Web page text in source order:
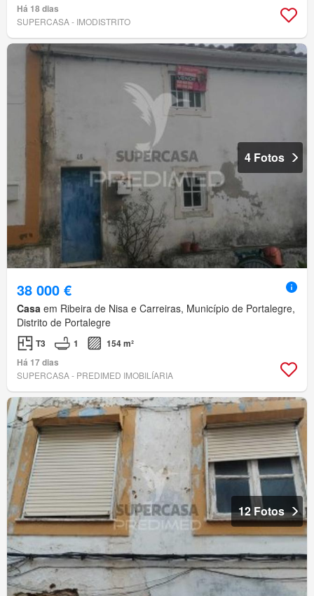
Há 18 dias
SUPERCASA - IMODISTRITO
4 Fotos
38 000 €
Casa em Ribeira de Nisa e Carreiras, Município de Portalegre,
Distrito de Portalegre
T3 1
154 m²
Há 17 dias
SUPERCASA - PREDIMED IMOBILÍARIA
12 Fotos